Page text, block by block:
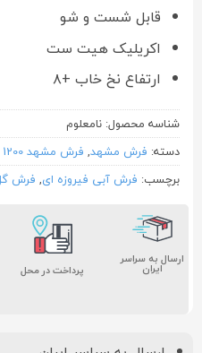
قابل شست و شو
اکریلیک هیت ست
ارتفاع نخ خاب +۸
شناسه محصول: نامعلوم
دسته: فرش مشهد, فرش مشهد 1200 شانه
برچسب: فرش آبی فیروزه ای, فرش
ارسال به سراسر
ایران پرداخت در محل